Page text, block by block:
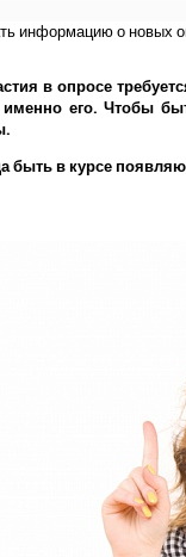
информацию о новых
в опросе
именно его.Чтобы
быть в курсе